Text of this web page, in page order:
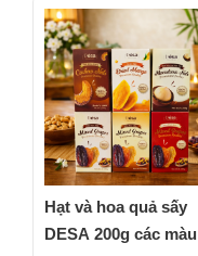
Hạt và hoa quả sấy
DESA 200g các màu